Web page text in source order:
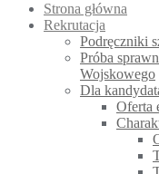
Strona główna
Rekrutacja
Podręczniki
Próba
Wojskowego
Dla
Oferta